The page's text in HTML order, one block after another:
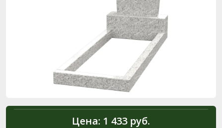
Цена: 1 433 руб.